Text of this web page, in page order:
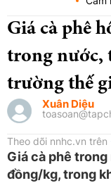
Giá cà phê
trong nước,
trường thế
Xuân Diệu
Theo dõi nnhc.vn trên
Giá cà phê
đồng/kg, trong